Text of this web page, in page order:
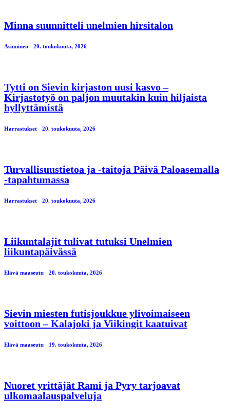
Minna suunnitteli unelmien hirsitalon
Asuminen 20. toukokuuta, 2026
Tytti on Sievin kirjaston uusi kasvo –
Kirjastotyö on paljon muutakin kuin hiljaista
hyllyttämistä
Harrastukset 20. toukokuuta, 2026
Turvallisuustietoa ja -taitoja Päivä Paloasemalla
-tapahtumassa
Harrastukset 20. toukokuuta, 2026
Liikuntalajit tulivat tutuksi Unelmien
liikuntapäivässä
Elävä maaseutu 20. toukokuuta, 2026
Sievin miesten futisjoukkue ylivoimaiseen
voittoon – Kalajoki ja Viikingit kaatuivat
Elävä maaseutu 19. toukokuuta, 2026
Nuoret yrittäjät Rami ja Pyry tarjoavat
ulkomaalauspalveluja